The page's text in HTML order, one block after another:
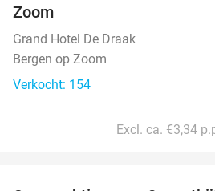
Zoom
Grand Hotel De Draak
Bergen op Zoom
Verkocht: 154
Excl. ca. €3,34